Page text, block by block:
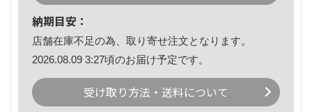
納期目安：
店舗在庫不足の為、取り寄せ注文となります。
2026.08.09 3:27頃のお届け予定です。
受け取り方法・送料について